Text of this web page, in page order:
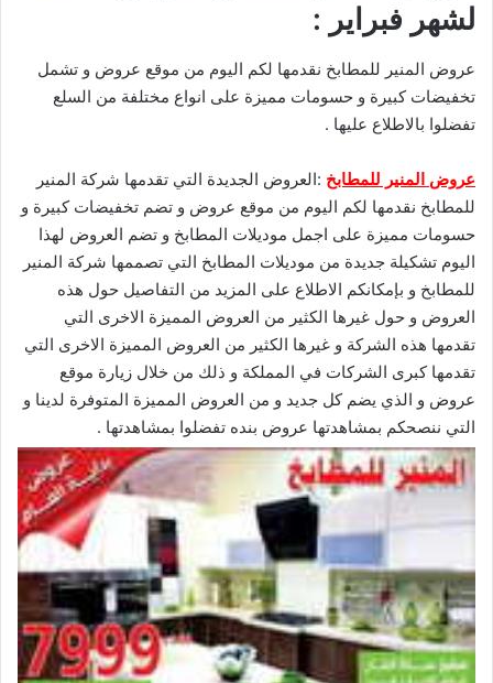
لشهر فبراير :
عروض المنير للمطابخ نقدمها لكم اليوم من موقع عروض و تشمل
تخفيضات كبيرة و حسومات مميزة على انواع مختلفة من السلع
تفضلوا بالاطلاع عليها .
عروض المنير للمطابخ :العروض الجديدة التي تقدمها شركة المنير
للمطابخ نقدمها لكم اليوم من موقع عروض و تضم تخفيضات كبيرة و
حسومات مميزة على اجمل موديلات المطابخ و تضم العروض لهذا
اليوم تشكيلة جديدة من موديلات المطابخ التي تصممها شركة المنير
للمطابخ و بإمكانكم الاطلاع على المزيد من التفاصيل حول هذه
العروض و حول غيرها الكثير من العروض المميزة الاخرى التي
تقدمها هذه الشركة و غيرها الكثير من العروض المميزة الاخرى التي
تقدمها كبرى الشركات في المملكة و ذلك من خلال زيارة موقع
عروض و الذي يضم كل جديد و من العروض المميزة المتوفرة لدينا و
التي ننصحكم بمشاهدتها عروض بنده تفضلوا بمشاهدتها .